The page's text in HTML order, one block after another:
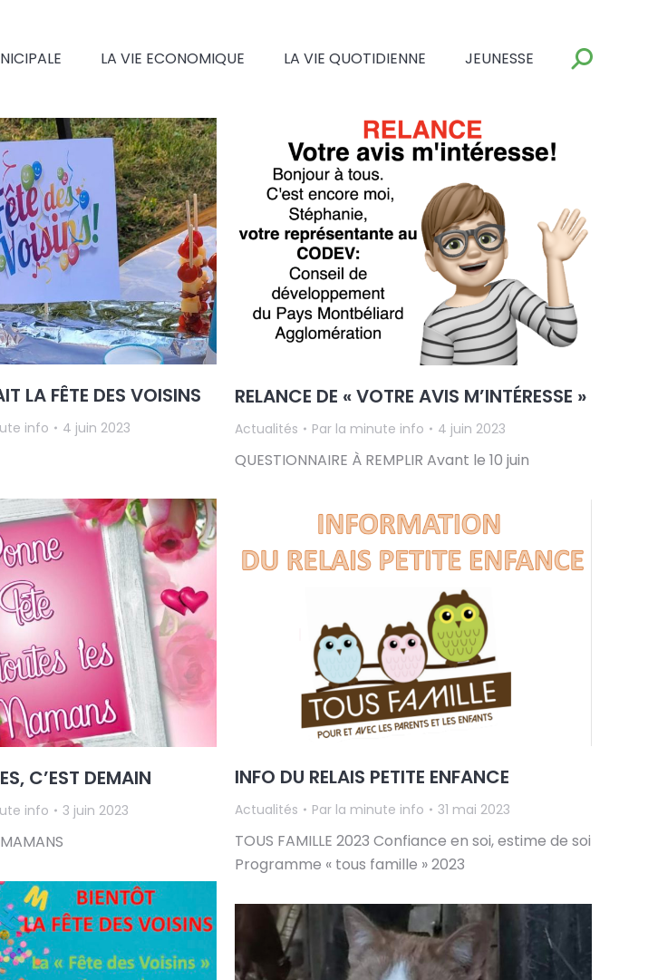
LA VIE ECONOMIQUE LA VIE QUOTIDIENNE JEUNESSE
LA FÊTE DES VOISINS
info 4 juin 2023
RELANCE DE « VOTRE AVIS M’INTÉRESSE »
Actualités Par la minute info 4 juin 2023
QUESTIONNAIRE À REMPLIR Avant le 10 juin
C’EST DEMAIN
info 3 juin 2023
INFO DU RELAIS PETITE ENFANCE
Actualités Par la minute info 31 mai 2023
TOUS FAMILLE 2023 Confiance en soi, estime de soi
Programme « tous famille » 2023